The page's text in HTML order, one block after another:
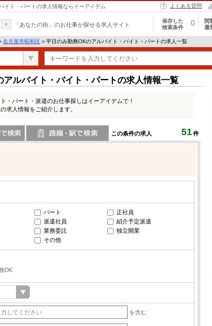
イト・パートの求人情報ならイーアイデム よくある質問
「あなたの街」のお仕事が探せる求人サイト
保存した
検索条件
0
閲
履
名古屋市昭和区 > 平日のみ勤務OKのアルバイト・バイト・パートの求人一覧
ルバイト・バイト・パートの求人情報一覧
・パート・派遣のお仕事探しはイーアイデムで！
求人情報をご紹介します。
この条件の求人 51 件
パート
正社員
派遣社員
紹介予定派遣
業務委託
独立開業
その他
OK
を含む